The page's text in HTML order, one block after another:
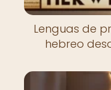
Lenguas de
hebreo